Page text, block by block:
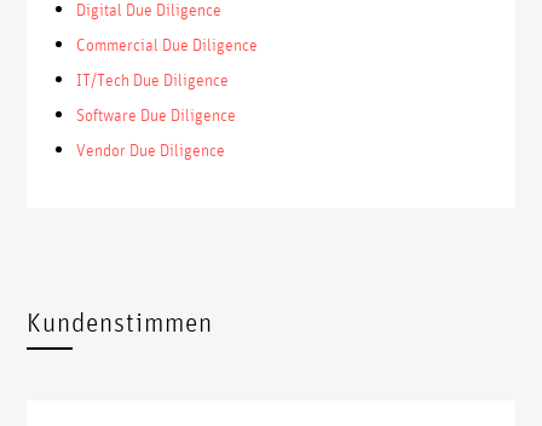
Digital Due Diligence
Commercial Due Diligence
IT/Tech Due Diligence
Software Due Diligence
Vendor Due Diligence
Kundenstimmen